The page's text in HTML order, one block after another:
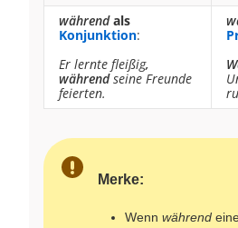
währendals
Konjunktion:
Er lernte fleißig,
währendseine Freunde
feierten.
Merke:
Wenn während